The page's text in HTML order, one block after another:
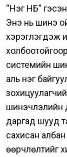
“Нэг НҮБ”
Энэ нь шинэ
хэрэглэгдэж
системийн
аль нэг
шинэчлэлийн
даргад шууд
сахисан
өөрчлөлтийг